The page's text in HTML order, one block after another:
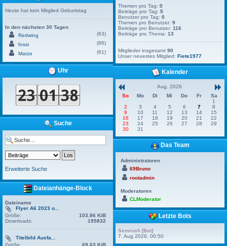
Heute hat kein Mitglied Geburtstag
In den nächsten 30 Tagen
Redwing
(63)
fossi
(66)
Matze
(61)
Uhr
Suche
Erweiterte Suche
Dateianhänge-Block
Dateiname
Flyer A6 2023 o...
Größe:
103.86 KiB
Downloads:
195832
Titelbild Ausfa...
Größe:
69.63 KiB
Themen pro Tag:0
Beiträge pro Tag:5
Benutzer pro Tag:0
Themen pro Benutzer:9
Beiträge pro Benutzer:116
Beiträge pro Thema:13
Mitglieder insgesamt90
Unser neuestes Mitglied:Fiete1977
Kalender
Aug. 2026
So
Mo Di Mi Do Fr
Sa
1
2
3 4 5 6 7
8
9
10 11 12 13 14
15
16
17 18 19 20 21
22
23
24 25 26 27 28
29
30
31
Das Team
Administratoren
69Bruno
rootadmin
Moderatoren
CLModerator
Letzte Bots
Semrush [Bot]
7. Aug 2026, 00:50